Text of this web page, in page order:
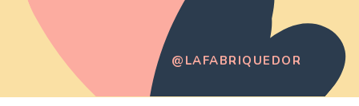
@LAFABRIQUEDOR